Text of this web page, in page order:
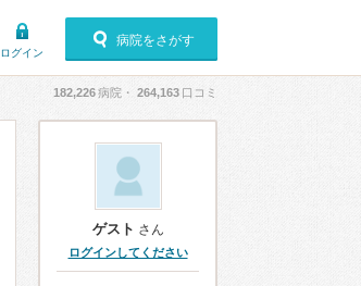
ログイン
病院をさがす
182,226病院・ 264,163 口コミ
ゲスト さん
ログインしてください